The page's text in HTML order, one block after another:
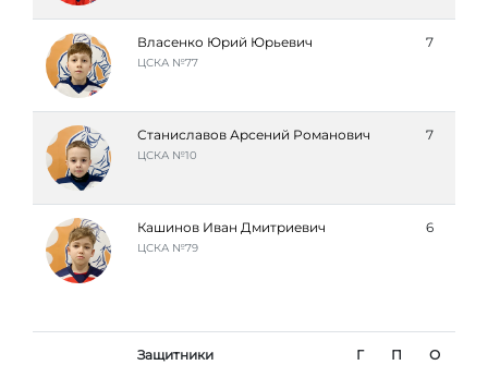
Власенко Юрий Юрьевич
ЦСКА №77
7
Станиславов Арсений Романович
ЦСКА №10
7
Кашинов Иван Дмитриевич
ЦСКА №79
6
Защитники Г П О